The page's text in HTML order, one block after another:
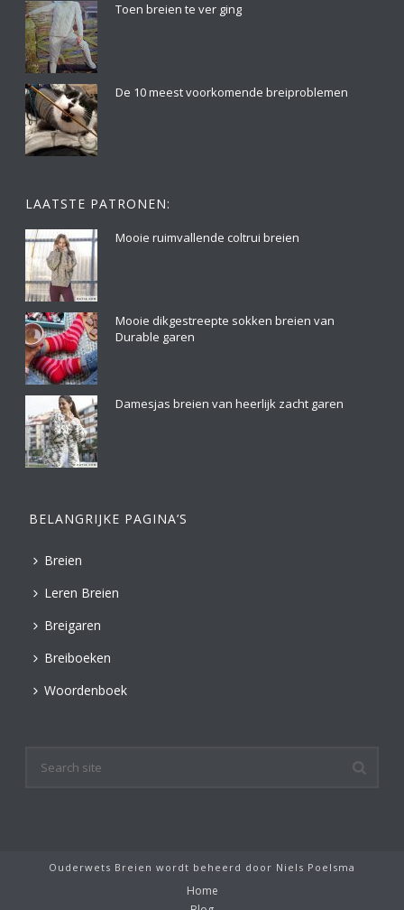
Toen breien te ver ging
De 10 meest voorkomende breiproblemen
LAATSTE PATRONEN:
Mooie ruimvallende coltrui breien
Mooie dikgestreepte sokken breien van
Durable garen
Damesjas breien van heerlijk zacht garen
BELANGRIJKE PAGINA’S
Breien
Leren Breien
Breigaren
Breiboeken
Woordenboek
Ouderwets Breien wordt beheerd door Niels Poelsma
Home